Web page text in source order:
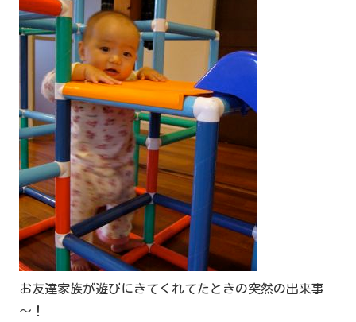
お友達家族が遊びにきてくれてたときの突然の出来事
～！